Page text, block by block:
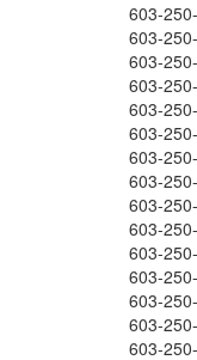
603-
603-
603-
603-
603-
603-
603-
603-
603-
603-
603-
603-
603-
603-
603-